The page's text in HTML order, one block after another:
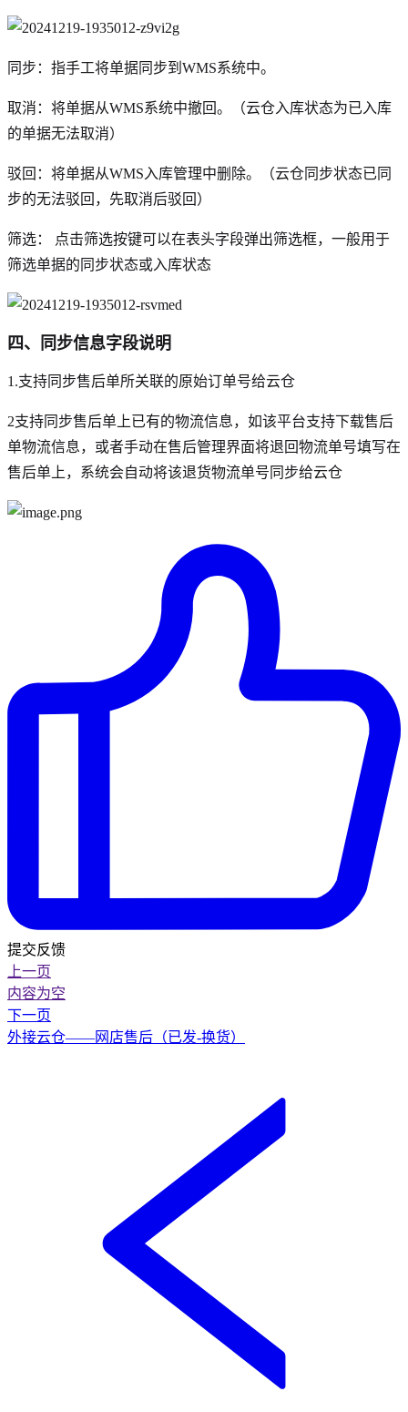
同步：指手工将单据同步到WMS系统中。
取消：将单据从WMS系统中撤回。（云仓入库状态为已入库
的单据无法取消）
驳回：将单据从WMS入库管理中删除。（云仓同步状态已同
步的无法驳回，先取消后驳回）
筛选： 点击筛选按键可以在表头字段弹出筛选框，一般用于
筛选单据的同步状态或入库状态
四、同步信息字段说明
1.支持同步售后单所关联的原始订单号给云仓
2支持同步售后单上已有的物流信息，如该平台支持下载售后
单物流信息，或者手动在售后管理界面将退回物流单号填写在
售后单上，系统会自动将该退货物流单号同步给云仓
提交反馈
上一页
内容为空
下一页
外接云仓——网店售后（已发-换货）